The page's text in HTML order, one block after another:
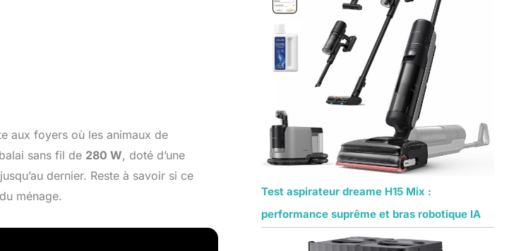
aux foyers où les animaux de
sans fil de 280 W, doté d’une
dernier. Reste à savoir si ce
ménage.
Test aspirateur dreame H15 Mix :
performance suprême et bras robotique IA